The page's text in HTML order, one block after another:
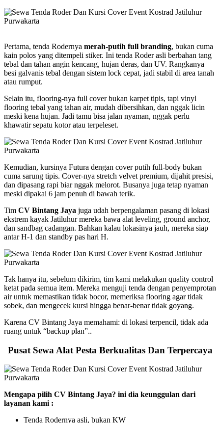
Pertama, tenda Rodernya merah-putih full branding, bukan cuma
kain polos yang ditempeli stiker. Ini tenda Roder asli berbahan tang
tebal dan tahan angin kencang, hujan deras, dan UV. Rangkanya
besi galvanis tebal dengan sistem lock cepat, jadi stabil di area tanah
atau rumput.
Selain itu, flooring-nya full cover bukan karpet tipis, tapi vinyl
flooring tebal yang tahan air, mudah dibersihkan, dan nggak licin
meski kena hujan. Jadi tamu bisa jalan nyaman, nggak perlu
khawatir sepatu kotor atau terpeleset.
Kemudian, kursinya Futura dengan cover putih full-body bukan
cuma sarung tipis. Cover-nya stretch velvet premium, dijahit presisi,
dan dipasang rapi biar nggak melorot. Busanya juga tetap nyaman
meski dipakai 6 jam penuh di bawah terik.
Tim CV Bintang Jaya juga udah berpengalaman pasang di lokasi
ekstrem kayak Jatiluhur mereka bawa alat leveling, ground anchor,
dan sandbag cadangan. Bahkan kalau lokasinya jauh, mereka siap
antar H-1 dan standby pas hari H.
Tak hanya itu, sebelum dikirim, tim kami melakukan quality control
ketat pada semua item. Mereka menguji tenda dengan penyemprotan
air untuk memastikan tidak bocor, memeriksa flooring agar tidak
sobek, dan mengecek kursi hingga benar-benar tidak goyang.
Karena CV Bintang Jaya memahami: di lokasi terpencil, tidak ada
ruang untuk “backup plan”..
Pusat Sewa Alat Pesta Berkualitas Dan Terpercaya
Mengapa pilih CV Bintang Jaya? ini dia keunggulan dari
layanan kami :
Tenda Rodernya asli, bukan KW